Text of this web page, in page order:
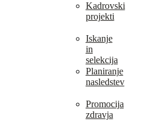
Kadrovski
projekti
Iskanje
in
selekcija
Planiranje
nasledstev
Promocija
zdravja